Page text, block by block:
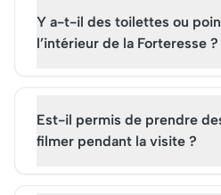
Y a-t-il des toilettes ou
l’intérieur de la Forteresse ?
Est-il permis de prendre
filmer pendant la visite ?